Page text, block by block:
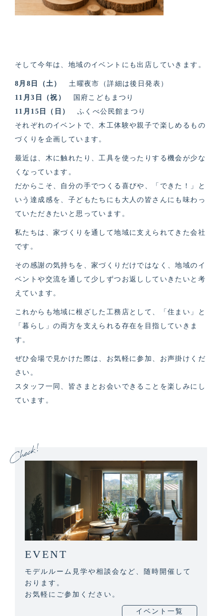
そして今年は、地域のイベントにも出店していきます。
8月8日（土）
土曜夜市（詳細は後日発表）
11月3日（祝）
国府こどもまつり
11月15日（日）
ふくべ公民館まつり
それぞれのイベントで、木工体験や親子で楽しめるもの
づくりを企画しています。
最近は、木に触れたり、工具を使ったりする機会が少な
くなっています。
だからこそ、自分の手でつくる喜びや、「できた！」と
いう達成感を、子どもたちにも大人の皆さんにも味わっ
ていただきたいと思っています。
私たちは、家づくりを通して地域に支えられてきた会社
です。
その感謝の気持ちを、家づくりだけではなく、地域のイ
ベントや交流を通して少しずつお返ししていきたいと考
えています。
これからも地域に根ざした工務店として、「住まい」と
「暮らし」の両方を支えられる存在を目指していきま
す。
ぜひ会場で見かけた際は、お気軽に参加、お声掛けくだ
さい。
スタッフ一同、皆さまとお会いできることを楽しみにし
ています。
EVENT
モデルルーム見学や相談会など、随時開催して
おります。
お気軽にご参加ください。
イベント一覧